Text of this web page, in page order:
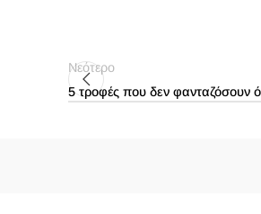
Νεότερο
5 τροφές που δεν φανταζόσουν